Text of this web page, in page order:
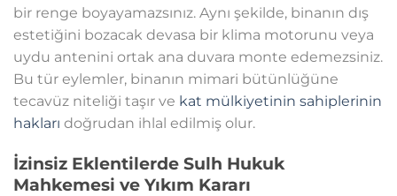
bir renge boyayamazsınız. Aynı şekilde, binanın dış
estetiğini bozacak devasa bir klima motorunu veya
uydu antenini ortak ana duvara monte edemezsiniz.
Bu tür eylemler, binanın mimari bütünlüğüne
tecavüz niteliği taşır ve kat mülkiyetinin sahiplerinin
hakları doğrudan ihlal edilmiş olur.
İzinsiz Eklentilerde Sulh Hukuk
Mahkemesi ve Yıkım Kararı